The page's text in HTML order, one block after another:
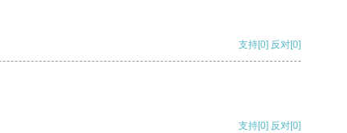
支持[0] 反对[0]
支持[0] 反对[0]